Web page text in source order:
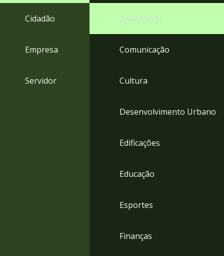
rodapé
Cidadão
Empresa
Servidor
Assistência
Comunicação
Cultura
Desenvolvimento Urbano
Edificações
Educação
Esportes
Finanças